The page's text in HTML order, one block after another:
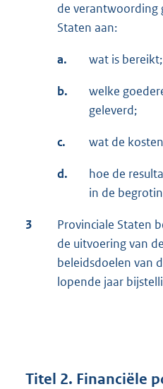
de verantwoording
Staten aan:
a. wat is bereikt;
b.
welke
geleverd;
c. wat de
d.
hoe de
in de
3
Provinciale Staten
de uitvoering van
beleidsdoelen van
lopende jaar
Titel 2. Financiële